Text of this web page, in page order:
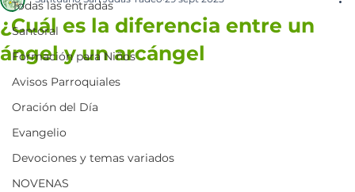
Todas las entradas
Santoral
Formación para Niños
Avisos Parroquiales
Oración del Día
Evangelio
Devociones y temas variados
NOVENAS
¿Cuál es la diferencia entre un
ángel y un arcángel